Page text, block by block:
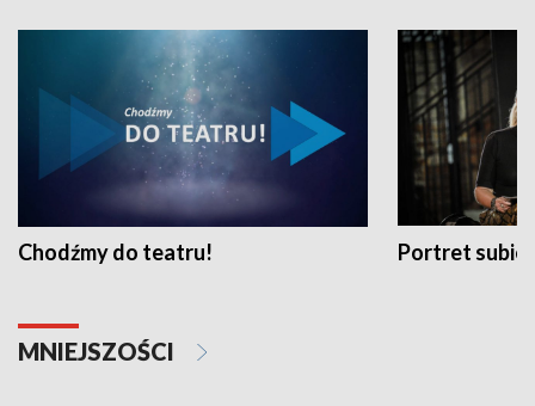
Chodźmy do teatru! Portret
MNIEJSZOŚCI